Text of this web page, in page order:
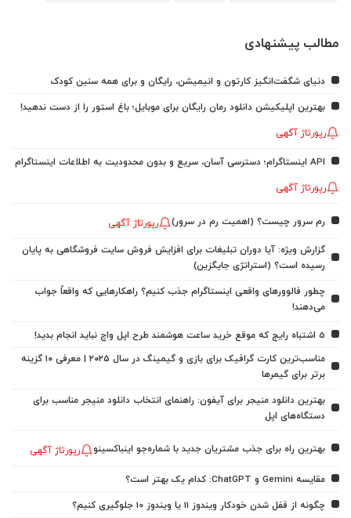
مطالب پیشنهادی
دنیای شگفت‌انگیز کارتون و انیمیشن، رایگان و برای همه سنین کودک
بهترین اپلیکیشن دانلود رمان رایگان برای موبایل؛ باغ استور را از دست ندهید!
رپورتاژ آگهی
API اینستاگرام؛ دسترسی آسان، سریع و بدون محدودیت به اطلاعات اینستاگرام
رپورتاژ آگهی
رم سرور چیست؟ (اهمیت رم در سرور) رپورتاژ آگهی
گزارش ویژه: آیا دوران تبلیغات برای افزایش فروش سایت فروشگاهی به پایان
رسیده است؟ (استراتژی جایگزین)
چطور فالوورهای واقعی اینستاگرام جذب کنیم؟ راهکارهایی که واقعاً جواب
می‌دهند!
5 اشتباه رایج که موقع خرید ساعت هوشمند طرح اپل واچ نباید انجام بدید!
مناسب‌ترین کارت گرافیک برای بازی و گیمینگ در سال ۲۰۲۵ | معرفی ۱۰ گزینه
برتر برای گیمرها
بهترین دانلود منیجر برای آیفون: راهنمای انتخاب دانلود منیجر مناسب برای
دستگاه‌های اپل
بهترین راه برای جذب مشتریان جدید با شماره‌جو اینباکسینو رپورتاژ آگهی
مقایسه Gemini و ChatGPT: کدام یک بهتر است؟
چگونه از قفل شدن خودکار ویندوز 11 یا ویندوز 10 جلوگیری کنیم؟